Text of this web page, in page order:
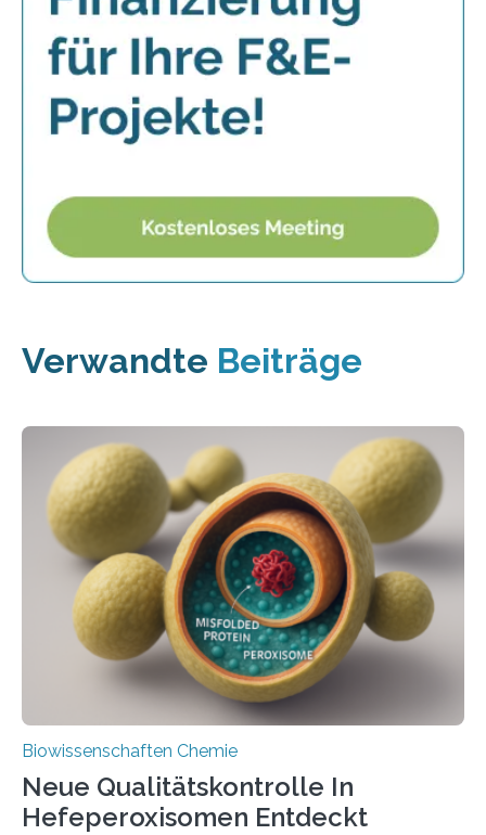
Verwandte Beiträge
Biowissenschaften Chemie
Neue Qualitätskontrolle In
Hefeperoxisomen Entdeckt